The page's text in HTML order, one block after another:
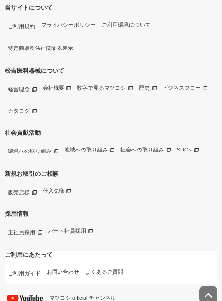
当サイトについて
ご利用規約 プライバシーポリシー ご利用環境について
特定商取引法に関する表示
松吉医科器械について
経営理念 会社概要 数字で見るマツヨシ 歴史 ビジネスフロー
カタログ
社会貢献活動
環境への取り組み 地域への取り組み 社会への取り組み SDGs
新規お取引のご相談
販売店様 仕入先様
採用情報
正社員採用 パート社員採用
ご利用にあたって
ご利用ガイド お問い合わせ よくあるご質問
マツヨシ official チャンネル